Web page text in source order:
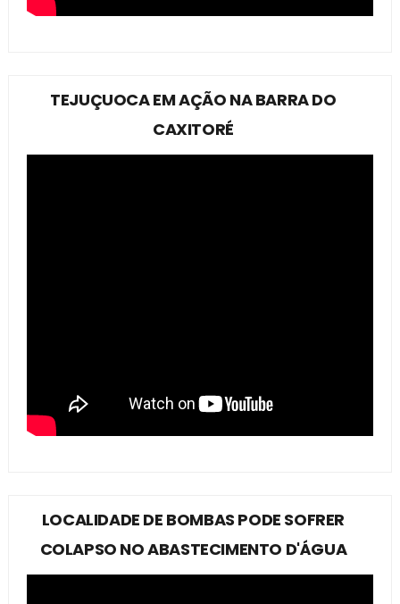
TEJUÇUOCA EM AÇÃO NA BARRA DO
CAXITORÉ
LOCALIDADE DE BOMBAS PODE SOFRER
COLAPSO NO ABASTECIMENTO D'ÁGUA